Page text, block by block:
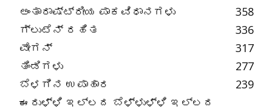
ಅಂತಾರಾಷ್ಟ್ರೀಯ ಪಾಕವಿಧಾನಗಳು
358
ಗ್ಲುಟೆನ್ ರಹಿತ
336
ವೇಗನ್
317
ತಿಂಡಿಗಳು
277
ಬೆಳಗಿನ ಉಪಾಹಾರ
239
ಈರುಳ್ಳಿ ಇಲ್ಲದ ಬೆಳ್ಳುಳ್ಳಿ ಇಲ್ಲದ